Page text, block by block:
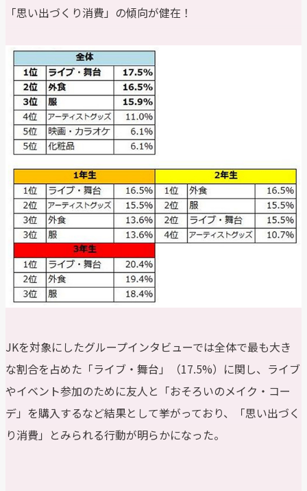
「思い出づくり消費」の傾向が健在！
JKを対象にしたグループインタビューでは全体で最も大き
な割合を占めた「ライブ・舞台」（17.5%）に関し、ライブ
やイベント参加のために友人と「おそろいのメイク・コー
デ」を購入するなど結果として挙がっており、「思い出づく
り消費」とみられる行動が明らかになった。